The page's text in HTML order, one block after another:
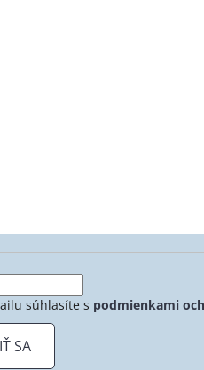
súhlasíte s podmienkami
SA